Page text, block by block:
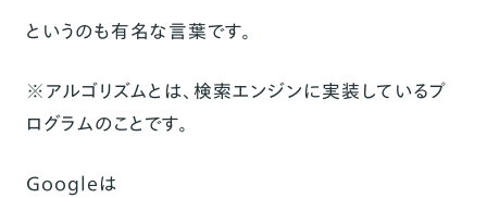
というのも有名な言葉です。
※アルゴリズムとは、検索エンジンに実装しているプ
ログラムのことです。
Googleは